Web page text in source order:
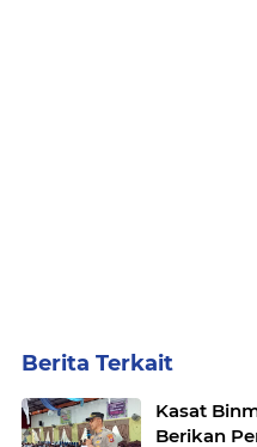
Berita Terkait
Kasat
Berikan